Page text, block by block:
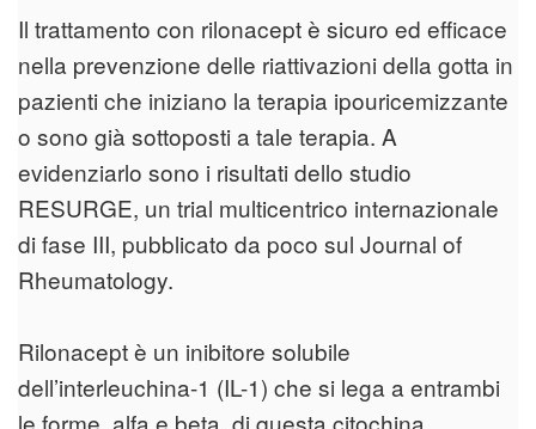
Il trattamento con rilonacept è sicuro ed efficace
nella prevenzione delle riattivazioni della gotta in
pazienti che iniziano la terapia ipouricemizzante
o sono già sottoposti a tale terapia. A
evidenziarlo sono i risultati dello studio
RESURGE, un trial multicentrico internazionale
di fase III, pubblicato da poco sul Journal of
Rheumatology.
Rilonacept è un inibitore solubile
dell’interleuchina-1 (IL-1) che si lega a entrambi
le forme, alfa e beta, di questa citochina